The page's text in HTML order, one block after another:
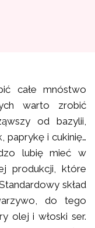
całe mnóstwo
warto zrobić
od bazylii,
paprykę i cukinię…
lubię mieć w
produkcji, które
skład
do tego
olej i włoski ser.